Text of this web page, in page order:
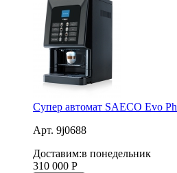
Супер автомат SAECO Evo
Арт. 9j0688
Доставим:в понедельник
310 000 Р